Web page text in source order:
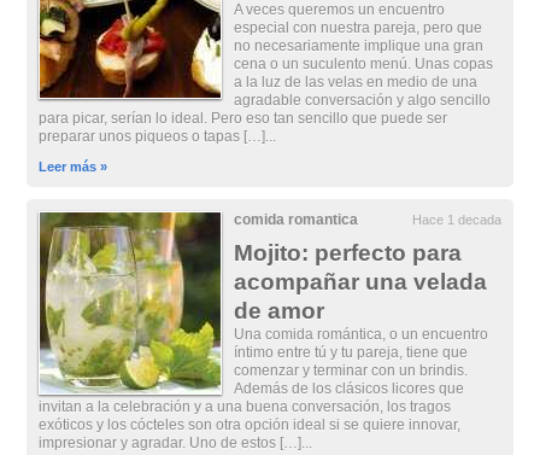
A veces queremos un encuentro
especial con nuestra pareja, pero que
no necesariamente implique una gran
cena o un suculento menú. Unas copas
a la luz de las velas en medio de una
agradable conversación y algo sencillo
para picar, serían lo ideal. Pero eso tan sencillo que puede ser
preparar unos piqueos o tapas […]...
Leer más »
comida romantica Hace 1 decada
Mojito: perfecto para
acompañar una velada
de amor
Una comida romántica, o un encuentro
íntimo entre tú y tu pareja, tiene que
comenzar y terminar con un brindis.
Además de los clásicos licores que
invitan a la celebración y a una buena conversación, los tragos
exóticos y los cócteles son otra opción ideal si se quiere innovar,
impresionar y agradar. Uno de estos […]...